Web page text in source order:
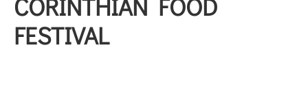
Εκδηλώσεις
FESTIVAL